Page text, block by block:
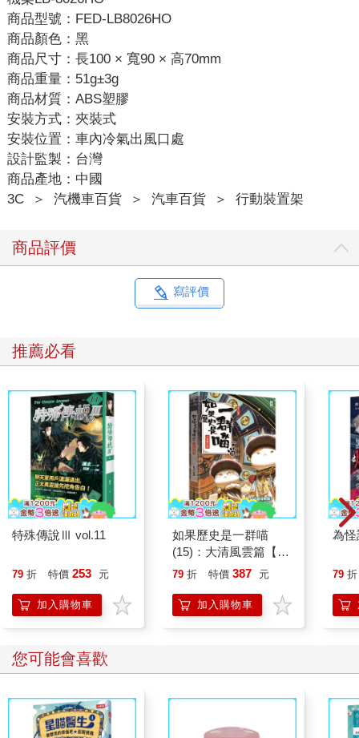
商品型號：FED-LB8026HO
商品顏色：黑
商品尺寸：長100 × 寬90 × 高70mm
商品重量：51g±3g
商品材質：ABS塑膠
安裝方式：夾裝式
安裝位置：車內冷氣出風口處
設計監製：台灣
商品產地：中國
3C
＞ 汽機車百貨 ＞ 汽車百貨 ＞ 行動裝置架
商品評價
寫評價
推薦必看
特殊傳說Ⅲ vol.11
79 折 特價 253 元
加入購物車
如果歷史是一群喵
(15)：大清風雲篇【萌
貓漫畫學歷史】
79 折 特價 387 元
加入購物車
為怪
79 折
您可能會喜歡